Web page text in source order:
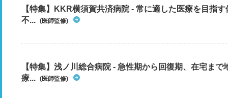
【特集】KKR横須賀共済病院 - 常に適した医療を目指
不... (医師監修)
【特集】浅ノ川総合病院 - 急性期から回復期、在宅ま
療... (医師監修)